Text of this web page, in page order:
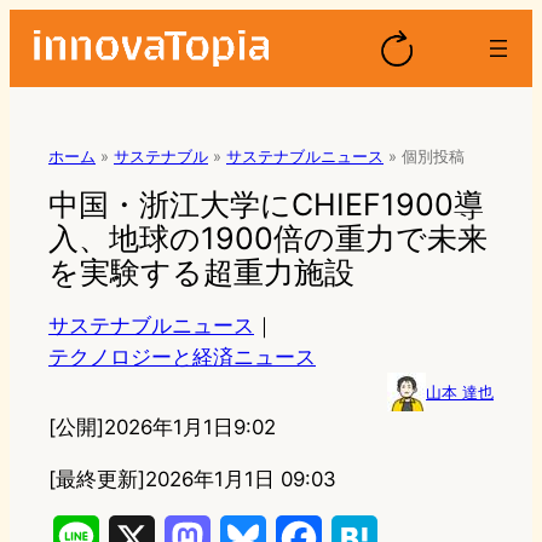
ホーム » サステナブル » サステナブルニュース » 個別投稿
中国・浙江大学にCHIEF1900導
入、地球の1900倍の重力で未来
を実験する超重力施設
サステナブルニュース ｜
テクノロジーと経済ニュース
山本 達也
[公開]2026年1月1日9:02
[最終更新]2026年1月1日 09:03